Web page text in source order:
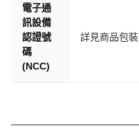
電子通
訊設備
認證號
碼
(NCC)
詳見商品包裝